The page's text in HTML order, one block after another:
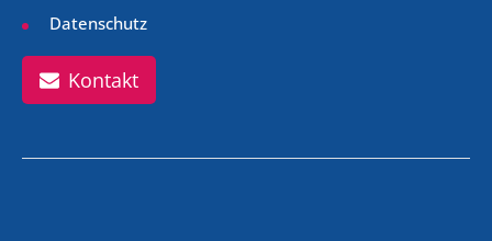
Datenschutz
Kontakt